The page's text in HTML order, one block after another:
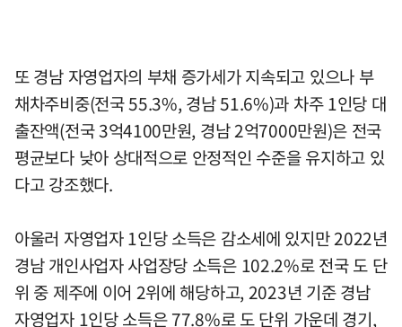
또 경남 자영업자의 부채 증가세가 지속되고 있으나 부
채차주비중(전국 55.3%, 경남 51.6%)과 차주 1인당 대
출잔액(전국 3억4100만원, 경남 2억7000만원)은 전국
평균보다 낮아 상대적으로 안정적인 수준을 유지하고 있
다고 강조했다.
아울러 자영업자 1인당 소득은 감소세에 있지만 2022년
경남 개인사업자 사업장당 소득은 102.2%로 전국 도 단
위 중 제주에 이어 2위에 해당하고, 2023년 기준 경남
자영업자 1인당 소득은 77.8%로 도 단위 가운데 경기,